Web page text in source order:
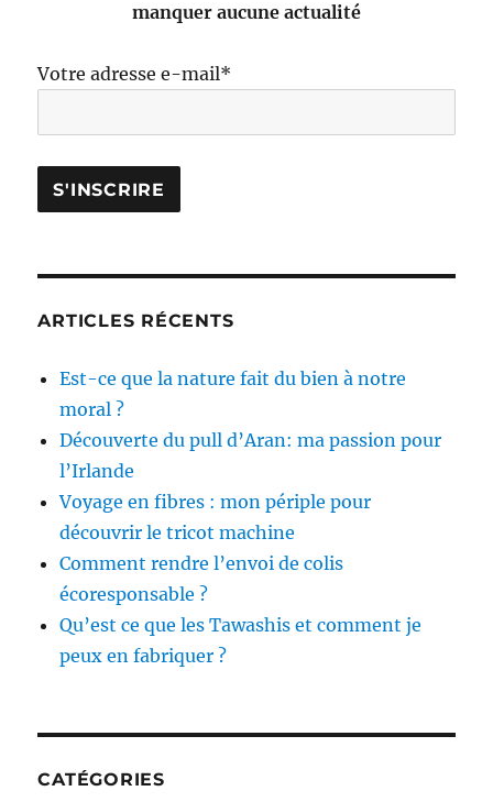
manquer aucune actualité
Votre adresse e-mail*
ARTICLES RÉCENTS
Est-ce que la nature fait du bien à notre
moral ?
Découverte du pull d’Aran: ma passion pour
l’Irlande
Voyage en fibres : mon périple pour
découvrir le tricot machine
Comment rendre l’envoi de colis
écoresponsable ?
Qu’est ce que les Tawashis et comment je
peux en fabriquer ?
CATÉGORIES